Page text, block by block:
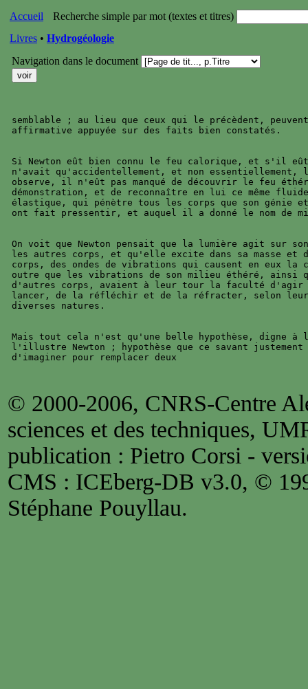
Accueil
Recherche simple par mot (textes et titres)
Livres • Hydrogéologie
Navigation dans le document
semblable ; au lieu que ceux qui le précèdent,
affirmative appuyée sur des faits bien constatés.
Si Newton eût bien connu le feu calorique, et s'il
n'avait qu'accidentellement, et non
observe, il n'eût pas manqué de découvrir le feu
démonstration, et de reconnaître en lui ce même
élastique, qui pénètre tous les corps que son génie
ont fait pressentir, et auquel il a donné le nom de
On voit que Newton pensait que la lumière agit sur
les autres corps, et qu'elle excite dans sa masse et
corps, des ondes de vibrations qui causent en eux
outre que les vibrations de son milieu éthéré, ainsi
d'autres corps, avaient à leur tour la faculté
lancer, de la réfléchir et de la réfracter, selon
diverses natures.
Mais tout cela n'est qu'une belle hypothèse, digne
l'illustre Newton ; hypothèse que ce savant
© 2000-2006, CNRS-Centre
sciences et des techniques,
publication : Pietro Corsi -
CMS : ICEberg-DB v3.0, ©
Stéphane Pouyllau.